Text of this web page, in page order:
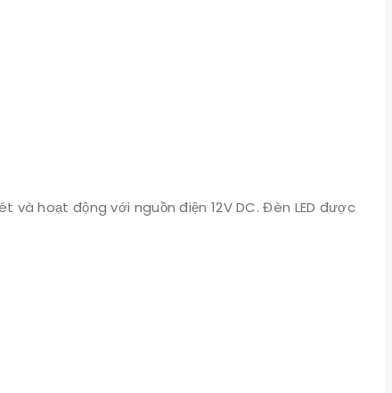
và hoạt động với nguồn điện 12V DC. Đèn LED được